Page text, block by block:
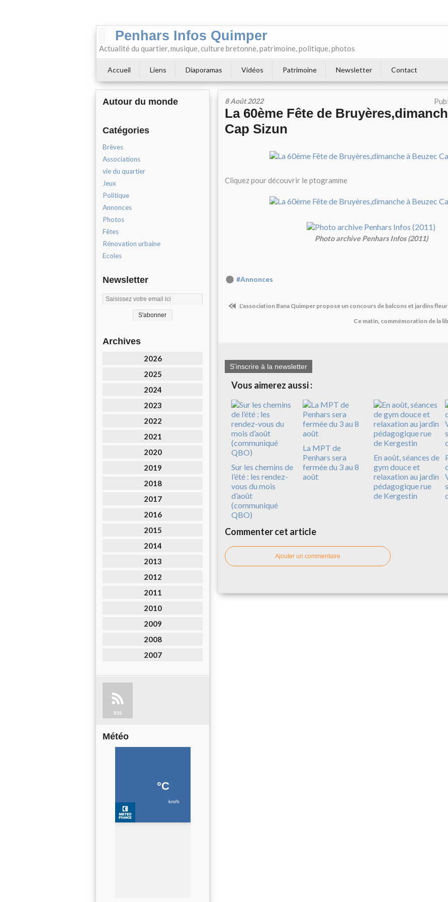
Penhars Infos Quimper
Actualité du quartier, musique, culture bretonne, patrimoine, politique, photos
Accueil Liens Diaporamas Vidéos Patrimoine Newsletter Contact
Autour du monde
Catégories
Brèves
Associations
vie du quartier
Jeux
Politique
Annonces
Photos
Fêtes
Rénovation urbaine
Ecoles
Newsletter
Archives
2026
2025
2024
2023
2022
2021
2020
2019
2018
2017
2016
2015
2014
2013
2012
2011
2010
2009
2008
2007
RSS
Météo
8 Août 2022
La 60ème Fête de
Cap Sizun
Cliquez pour découvrir le ptogramme
Photo archive Penhars Infos (2011)
#Annonces
L'association Bana Quimper propose un concours de balcons et jardins
Ce matin, commémoration de la
S'inscrire à la newsletter
Vous aimerez aussi :
Sur les chemins de
l’été : les rendez-
vous du mois
d’août
(communiqué
QBO)
La MPT de
Penhars sera
fermée du 3 au 8
août
En août, séances de
gym douce et
relaxation au jardin
pédagogique rue
de Kergestin
Commenter cet article
Ajouter un commentaire